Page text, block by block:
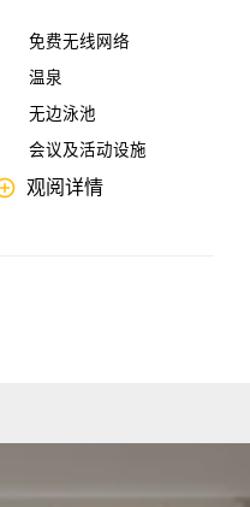
免费无线网络
温泉
无边泳池
会议及活动设施
观阅详情